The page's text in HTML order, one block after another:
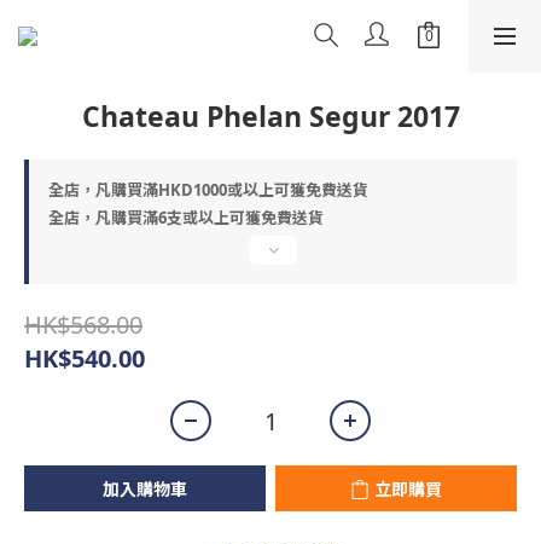
Chateau Phelan Segur 2017
全店，凡購買滿HKD1000或以上可獲免費送貨
全店，凡購買滿6支或以上可獲免費送貨
HK$568.00
HK$540.00
加入購物車 立即購買